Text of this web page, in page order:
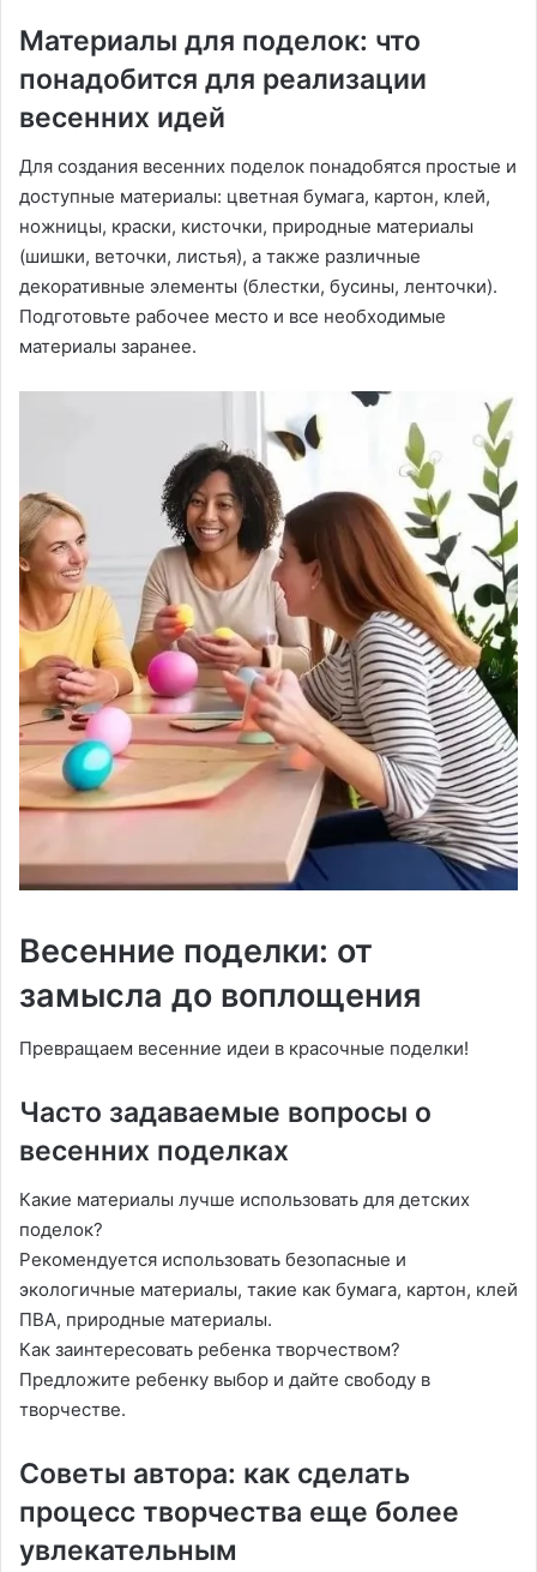
Материалы для поделок: что
понадобится для реализации
весенних идей
Для создания весенних поделок понадобятся простые и
доступные материалы: цветная бумага, картон, клей,
ножницы, краски, кисточки, природные материалы
(шишки, веточки, листья), а также различные
декоративные элементы (блестки, бусины, ленточки).
Подготовьте рабочее место и все необходимые
материалы заранее.
Весенние поделки: от
замысла до воплощения
Превращаем весенние идеи в красочные поделки!
Часто задаваемые вопросы о
весенних поделках
Какие материалы лучше использовать для детских
поделок?
Рекомендуется использовать безопасные и
экологичные материалы, такие как бумага, картон, клей
ПВА, природные материалы.
Как заинтересовать ребенка творчеством?
Предложите ребенку выбор и дайте свободу в
творчестве.
Советы автора: как сделать
процесс творчества еще более
увлекательным